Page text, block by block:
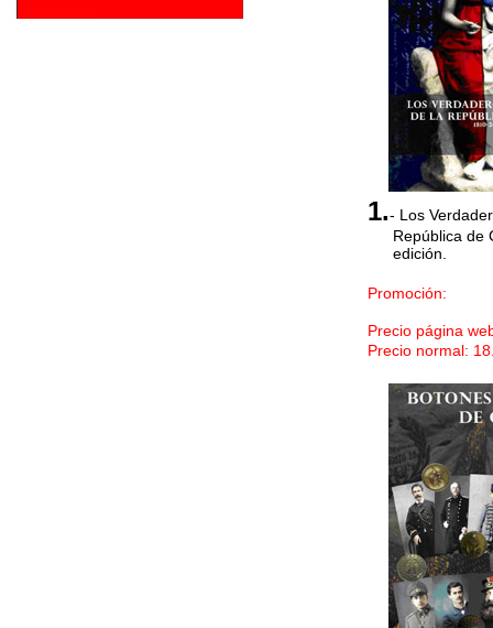
1.- Los
República de
edición.
Promoción:
Precio página
Precio normal: